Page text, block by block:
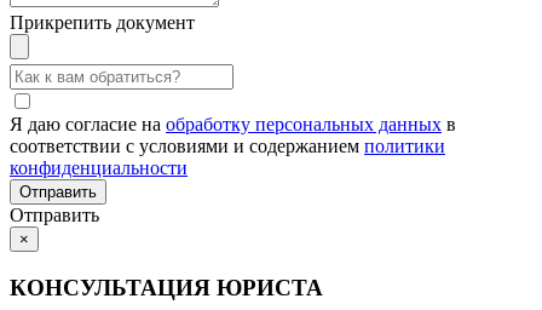
Прикрепить документ
Я даю согласие на обработку персональных данных в
соответствии с условиями и содержанием политики
конфиденциальности
Отправить
×
КОНСУЛЬТАЦИЯ ЮРИСТА